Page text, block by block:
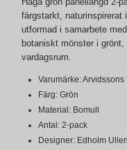
färgstarkt,
utformad i samarbete
botaniskt mönster i
vardagsrum.
Varumärke: Arvidssons
Färg: Grön
Material: Bomull
Antal: 2-pack
Designer: Edholm